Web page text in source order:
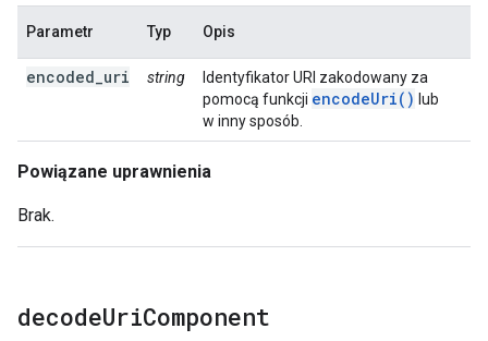
Parametr Typ Opis
encoded_uri string
Identyfikator URI zakodowany za
pomocą funkcji encodeUri() lub
w inny sposób.
Powiązane uprawnienia
Brak.
decodeUriComponent